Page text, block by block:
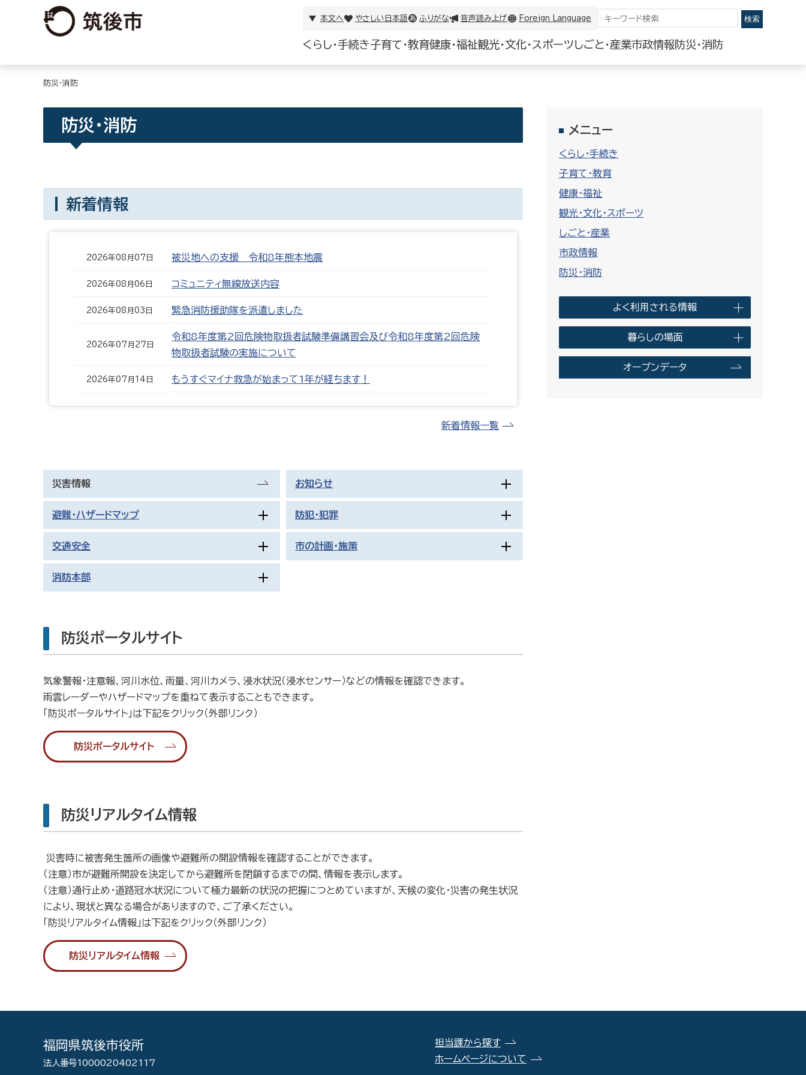
本文へ やさしい日本語 ふりがな 音声読み上げ Foreign Language
くらし・手続き子育て・教育健康・福祉観光・文化・スポーツしごと・産業市政情報 防災・消防
防災・消防
メニュー
くらし・手続き
子育て・教育
健康・福祉
観光・文化・スポーツ
しごと・産業
市政情報
防災・消防
よく利用される情報
暮らしの場面
オープンデータ
防災・消防
新着情報
2026年08月07日 被災地への支援 令和8年熊本地震
2026年08月06日 コミュニティ無線放送内容
2026年08月03日 緊急消防援助隊を派遣しました
2026年07月27日
令和8年度第2回危険物取扱者試験準備講習会及び令和8年度第2回危険
物取扱者試験の実施について
2026年07月14日 もうすぐマイナ救急が始まって1年が経ちます！
新着情報一覧
災害情報 お知らせ
避難・ハザードマップ 防犯・犯罪
交通安全 市の計画・施策
消防本部
防災ポータルサイト
気象警報・注意報、河川水位、雨量、河川カメラ、浸水状況（浸水センサー）などの情報を確認できます。
雨雲レーダーやハザードマップを重ねて表示することもできます。
「防災ポータルサイト」は下記をクリック（外部リンク）
防災ポータルサイト
防災リアルタイム情報
災害時に被害発生箇所の画像や避難所の開設情報を確認することができます。
（注意）市が避難所開設を決定してから避難所を閉鎖するまでの間、情報を表示します。
（注意）通行止め・道路冠水状況について極力最新の状況の把握につとめていますが、天候の変化・災害の発生状況
により、現状と異なる場合がありますので、ご了承ください。
「防災リアルタイム情報」は下記をクリック（外部リンク）
防災リアルタイム情報
福岡県筑後市役所
法人番号1000020402117
担当課から探す
ホームページについて